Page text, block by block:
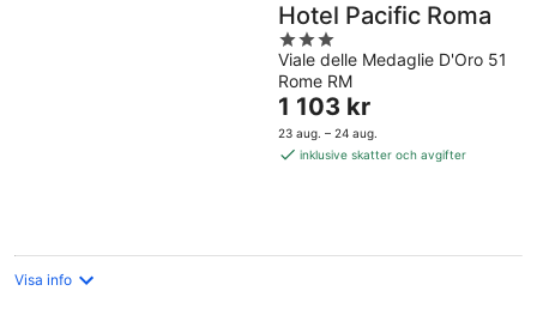
Hotel Pacific Roma
3
out
of
5
Viale delle Medaglie D'Oro 51
Rome RM
Priset
är
1 103 kr
1 103 kr
23 aug. – 24 aug.
inklusive skatter och avgifter
Visa info